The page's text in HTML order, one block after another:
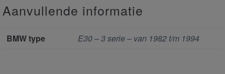
Aanvullende informatie
BMW type E30 – 3 serie – van 1982 t/m 1994